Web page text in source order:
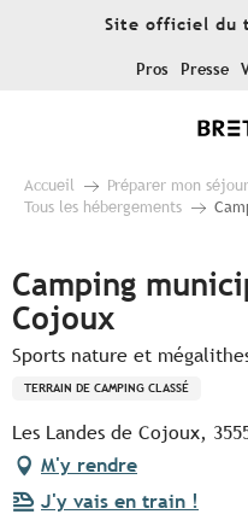
Site officiel du
Pros Presse
Accueil Préparer mon séjour
Tous les hébergements
Camping
Cojoux
Sports nature et
TERRAIN DE CAMPING CLASSÉ
Les Landes de Cojoux,
M'y rendre
J'y vais en train !